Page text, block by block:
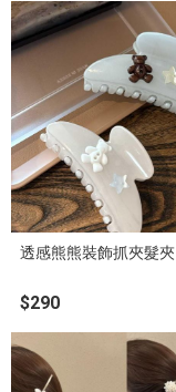
透感熊熊裝飾抓夾髮夾
$290